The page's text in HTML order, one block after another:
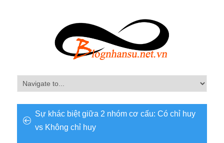
Sự khác biệt giữa 2 nhóm cơ cấu: Có chỉ huy
vs Không chỉ huy